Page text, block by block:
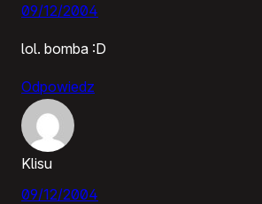
09/12/2004
lol. bomba :D
Odpowiedz
Klisu
09/12/2004